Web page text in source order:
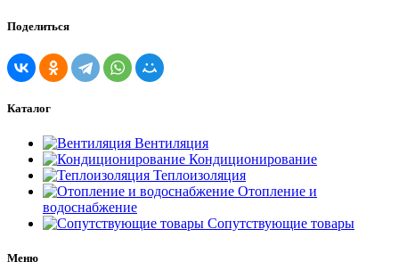
Поделиться
Каталог
Вентиляция
Кондиционирование
Теплоизоляция
Отопление и
водоснабжение
Сопутствующие товары
Меню